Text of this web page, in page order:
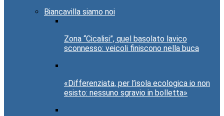
Biancavilla siamo noi
Zona “Cicalisi”, quel basolato lavico
sconnesso: veicoli finiscono nella buca
«Differenziata, per l’isola ecologica io non
esisto: nessuno sgravio in bolletta»